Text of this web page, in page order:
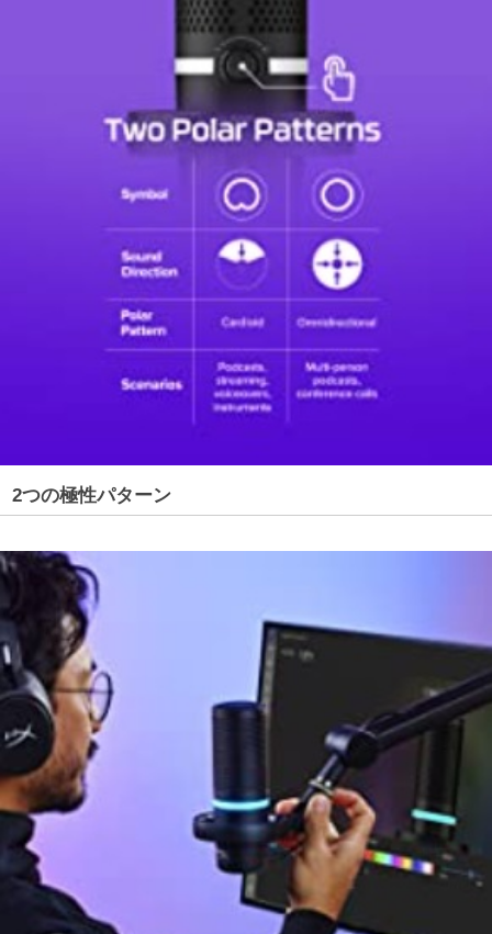
2つの極性パターン